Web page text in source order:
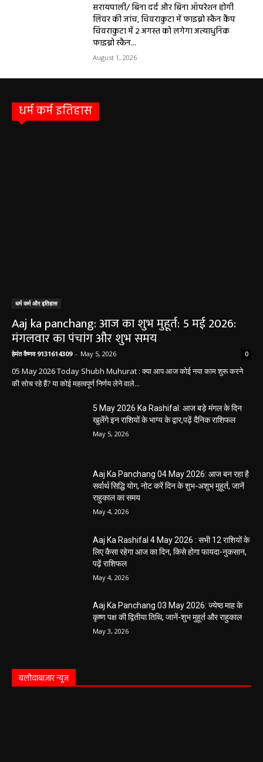
सरायपाली/ बिना दर्द और बिना ऑपरेशन होगी
लिवर की जांच, चिवराकुटा में फाइब्रो स्कैन कैंप
चिवराकुटा में 2 अगस्त को लगेगा अत्याधुनिक
फाइब्रो स्कैन...
August 1, 2026
धर्म कर्म इतिहास
धर्म कर्म और इतिहास
Aaj ka panchang: आज का शुभ मुहूर्त: 5 मई 2026:
मंगलवार का पंचांग और शुभ समय
हेमंत वैष्णव 9131614309 - May 5, 2026 0
05 May 2026 Today Shubh Muhurat : क्या आप आज कोई नया काम शुरू करने
की सोच रहे हैं? या कोई महत्वपूर्ण निर्णय लेने वाले...
5 May 2026 Ka Rashifal: आज बड़े मंगल के दिन
खुलेंगे इन राशियों के भाग्य के द्वार,पढ़ें दैनिक राशिफल
May 5, 2026
Aaj Ka Panchang 04 May 2026: आज बन रहा है
सर्वार्थ सिद्धि योग, नोट करें दिन के शुभ-अशुभ मुहूर्त, जानें
राहुकाल का समय
May 4, 2026
Aaj Ka Rashifal 4 May 2026 : सभी 12 राशियों के
लिए कैसा रहेगा आज का दिन, किसे होगा फायदा-नुकसान,
पढ़ें राशिफल
May 4, 2026
Aaj Ka Panchang 03 May 2026: ज्येष्ठ माह के
कृष्ण पक्ष की द्वितीया तिथि, जानें-शुभ मुहूर्त और राहुकाल
May 3, 2026
बलौदाबाज़ार न्यूज़